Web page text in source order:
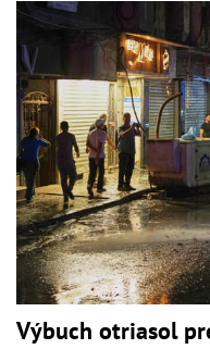
Výbuch otriasol